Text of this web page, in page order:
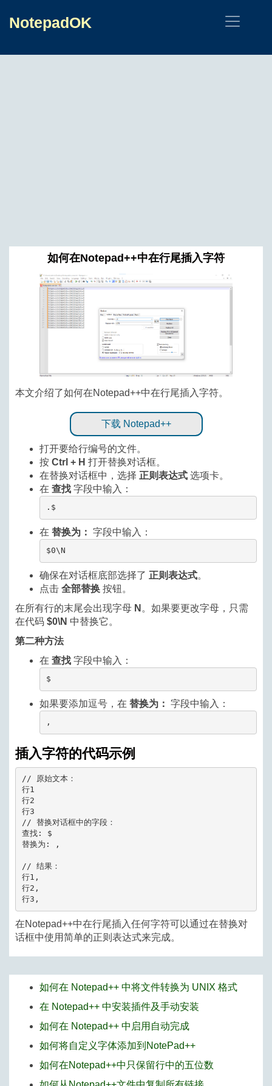
NotepadOK
如何在Notepad++中在行尾插入字符
本文介绍了如何在Notepad++中在行尾插入字符。
下载 Notepad++
打开要给行编号的文件。
按 Ctrl + H 打开替换对话框。
在替换对话框中，选择 正则表达式 选项卡。
在 查找 字段中输入：
.$
在 替换为： 字段中输入：
$0\N
确保在对话框底部选择了 正则表达式。
点击 全部替换 按钮。
在所有行的末尾会出现字母 N 。如果要更改字母，只需
在代码 $0\N 中替换它。
第二种方法
在 查找 字段中输入：
$
如果要添加逗号，在 替换为： 字段中输入：
,
插入字符的代码示例
// 原始文本：
行1
行2
行3
// 替换对话框中的字段：
查找: $
替换为: ,
// 结果：
行1,
行2,
在Notepad++中在行尾插入任何字符可以通过在替换对
话框中使用简单的正则表达式来完成。
如何在 Notepad++ 中将文件转换为 UNIX 格式
在 Notepad++ 中安装插件及手动安装
如何在 Notepad++ 中启用自动完成
如何将自定义字体添加到NotePad++
如何在Notepad++中只保留行中的五位数